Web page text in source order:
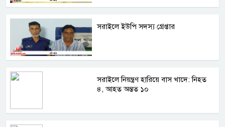
সরাইলে ইউপি সদস্য গ্রেপ্তার
সরাইলে নিয়ন্ত্রণ হারিয়ে বাস খাদে: নিহত
৪, আহত অন্তত ১০